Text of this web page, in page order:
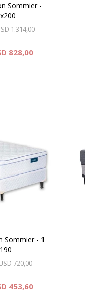
Sommier -
1.314,00
828,00
SIDE, Altura
y 59 cm la
sommier.
30 Kg
Sommier - 1
720,00
453,60